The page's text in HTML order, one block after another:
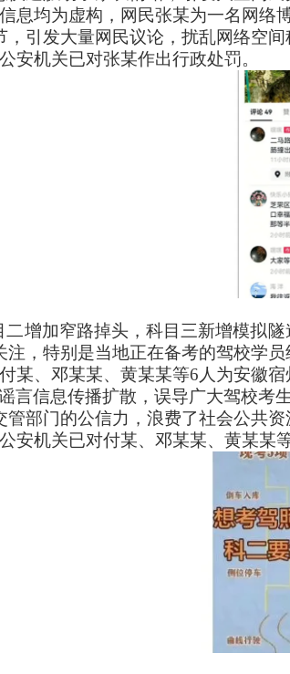
息均为虚构，网民张某为一名网络
引发大量网民议论，扰乱网络空间
安机关已对张某作出行政处罚。
二增加窄路掉头，科目三新增模拟
注，特别是当地正在备考的驾校学
某、邓某某、黄某某等6人为安徽
言信息传播扩散，误导广大驾校考
部门的公信力，浪费了社会公共资
安机关已对付某、邓某某、黄某某